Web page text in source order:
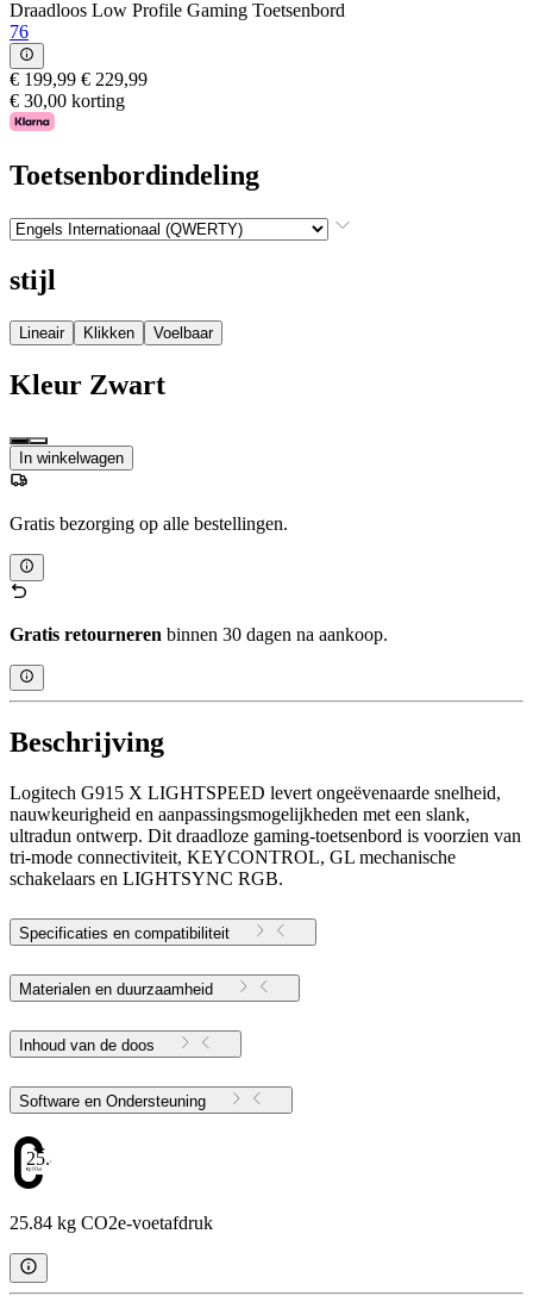
Draadloos Low Profile Gaming Toetsenbord
76
€ 199,99 € 229,99
€ 30,00 korting
Toetsenbordindeling
stijl
Lineair Klikken Voelbaar
Kleur Zwart
In winkelwagen
Gratis bezorging op alle bestellingen.
Gratis retourneren binnen 30 dagen na aankoop.
Beschrijving
Logitech G915 X LIGHTSPEED levert ongeëvenaarde snelheid,
nauwkeurigheid en aanpassingsmogelijkheden met een slank,
ultradun ontwerp. Dit draadloze gaming-toetsenbord is voorzien van
tri-mode connectiviteit, KEYCONTROL, GL mechanische
schakelaars en LIGHTSYNC RGB.
Specificaties en compatibiliteit
Materialen en duurzaamheid
Inhoud van de doos
Software en Ondersteuning
25.84
25.84 kg CO2e-voetafdruk